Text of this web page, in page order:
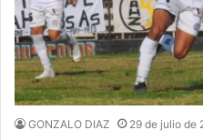
GONZALO DIAZ 29 de julio de